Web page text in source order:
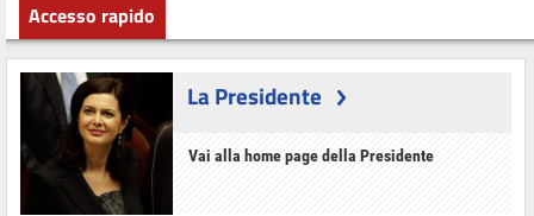
Accesso rapido
La Presidente
Vai alla home page della Presidente